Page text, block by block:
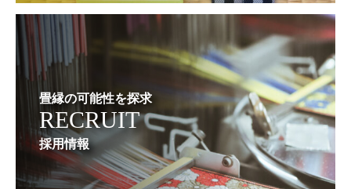
畳縁の可能性を探求
RECRUIT
採用情報